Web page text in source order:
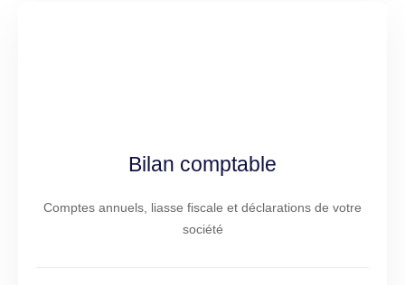
Bilan comptable
Comptes annuels, liasse fiscale et déclarations de votre
société